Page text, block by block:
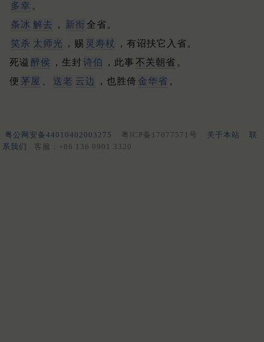
多幸 。
条冰 解去 ， 新衔 全省。
笑杀 太师光 ，赐 灵寿杖
，有诏扶它入省。
死谥 醉侯 ，生封 诗伯 ，此事 不关朝省 。
便 茅屋 送老 云边 ，也胜倚 金华省 。
粤公网安备44010402003275 粤ICP备17077571号 关于本站
联
系我们
客服：+86 136 0901 3320